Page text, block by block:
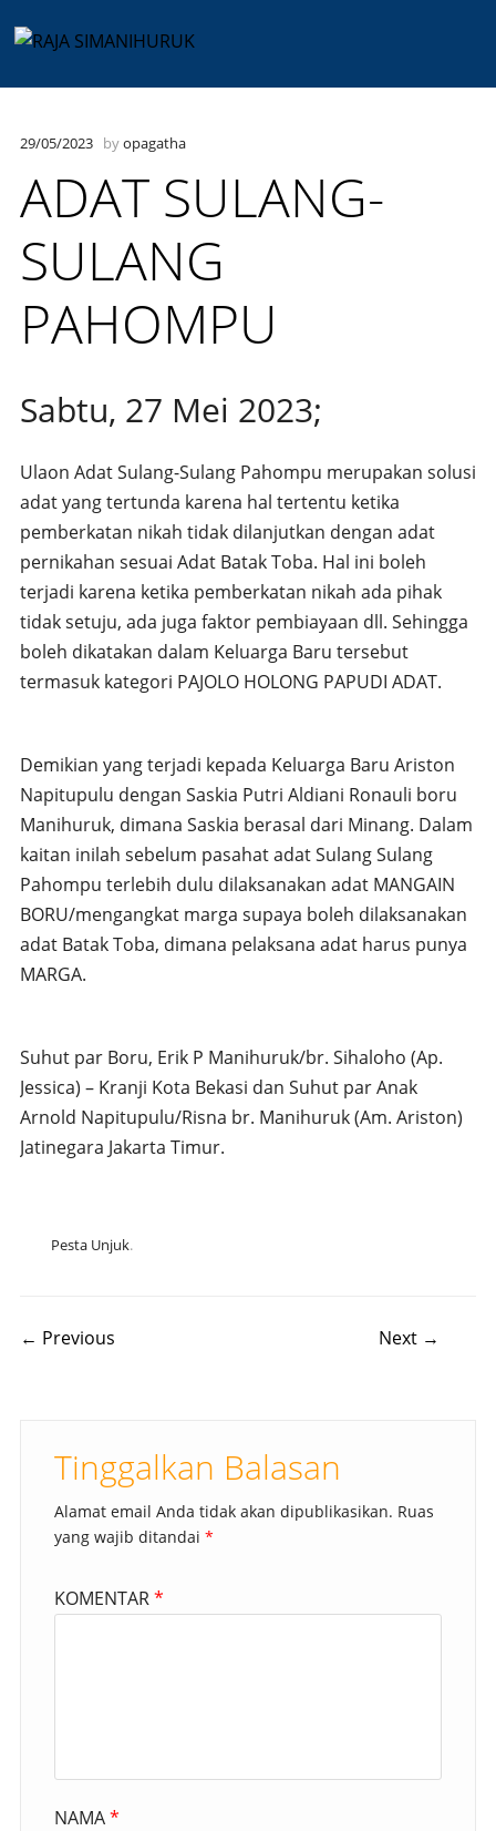
menu
29/05/2023 byopagatha
ADAT SULANG-
SULANG
PAHOMPU
Sabtu, 27 Mei 2023;
Ulaon Adat Sulang-Sulang Pahompu merupakan solusi
adat yang tertunda karena hal tertentu ketika
pemberkatan nikah tidak dilanjutkan dengan adat
pernikahan sesuai Adat Batak Toba. Hal ini boleh
terjadi karena ketika pemberkatan nikah ada pihak
tidak setuju, ada juga faktor pembiayaan dll. Sehingga
boleh dikatakan dalam Keluarga Baru tersebut
termasuk kategori PAJOLO HOLONG PAPUDI ADAT.
Demikian yang terjadi kepada Keluarga Baru Ariston
Napitupulu dengan Saskia Putri Aldiani Ronauli boru
Manihuruk, dimana Saskia berasal dari Minang. Dalam
kaitan inilah sebelum pasahat adat Sulang Sulang
Pahompu terlebih dulu dilaksanakan adat MANGAIN
BORU/mengangkat marga supaya boleh dilaksanakan
adat Batak Toba, dimana pelaksana adat harus punya
MARGA.
Suhut par Boru, Erik P Manihuruk/br. Sihaloho (Ap.
Jessica) – Kranji Kota Bekasi dan Suhut par Anak
Arnold Napitupulu/Risna br. Manihuruk (Am. Ariston)
Jatinegara Jakarta Timur.
Pesta Unjuk.
Post navigation
← Previous Next →
Tinggalkan Balasan
Alamat email Anda tidak akan dipublikasikan. Ruas
yang wajib ditandai *
KOMENTAR*
NAMA*